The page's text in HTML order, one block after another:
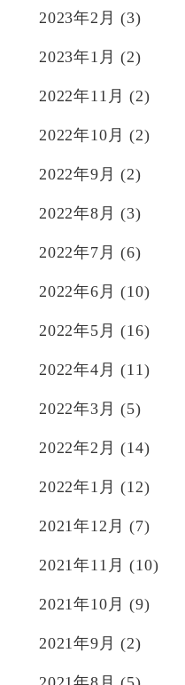
2023年2月 (3)
2023年1月 (2)
2022年11月 (2)
2022年10月 (2)
2022年9月 (2)
2022年8月 (3)
2022年7月 (6)
2022年6月 (10)
2022年5月 (16)
2022年4月 (11)
2022年3月 (5)
2022年2月 (14)
2022年1月 (12)
2021年12月 (7)
2021年11月 (10)
2021年10月 (9)
2021年9月 (2)